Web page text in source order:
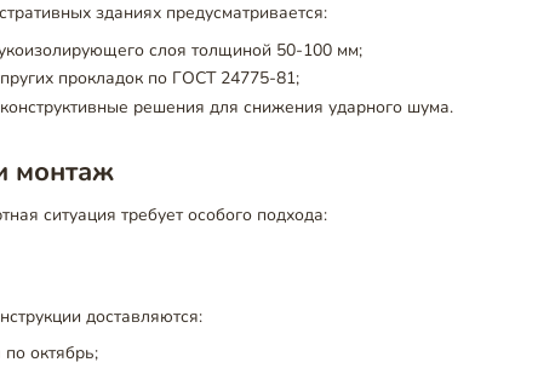
зданиях предусматривается:
слоя толщиной 50-100 мм;
прокладок по ГОСТ 24775-81;
решения для снижения ударного шума.
монтаж
ситуация требует особого подхода:
доставляются:
октябрь;